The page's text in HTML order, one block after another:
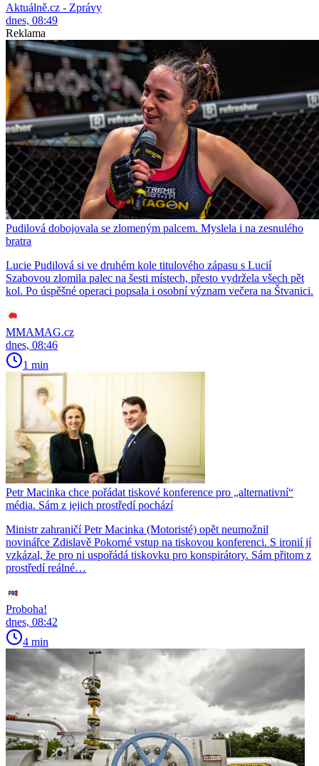
Aktuálně.cz - Zprávy
dnes, 08:49
Reklama
Pudilová dobojovala se zlomeným palcem. Myslela i na zesnulého
bratra
Lucie Pudilová si ve druhém kole titulového zápasu s Lucií
Szabovou zlomila palec na šesti místech, přesto vydržela všech pět
kol. Po úspěšné operaci popsala i osobní význam večera na Štvanici.
MMAMAG.cz
dnes, 08:46
1 min
Petr Macinka chce pořádat tiskové konference pro „alternativní“
média. Sám z jejich prostředí pochází
Ministr zahraničí Petr Macinka (Motoristé) opět neumožnil
novinářce Zdislavě Pokorné vstup na tiskovou konferenci. S ironií jí
vzkázal, že pro ni uspořádá tiskovku pro konspirátory. Sám přitom z
prostředí reálné…
Proboha!
dnes, 08:42
4 min